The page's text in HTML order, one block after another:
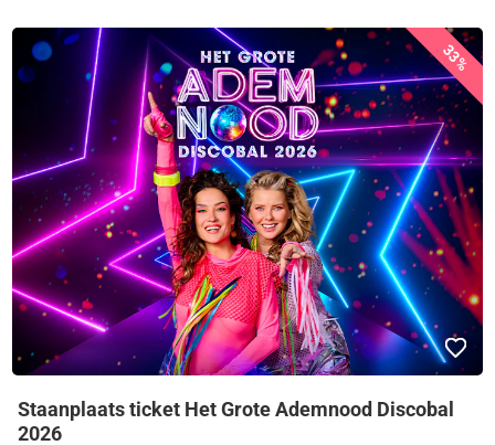
33%
Staanplaats ticket Het Grote Ademnood Discobal
2026